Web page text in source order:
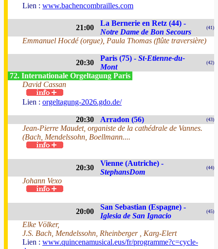
Lien : www.bachencombrailles.com
21:00
La Bernerie en Retz (44) -
Notre Dame de Bon Secours
(41)
Emmanuel Hocdé (orgue), Paula Thomas (flûte traversière)
20:30
Paris (75) - St-Etienne-du-
Mont
(42)
72. Internationale Orgeltagung Paris
David Cassan
Lien : orgeltagung-2026.gdo.de/
20:30 Arradon (56) (43)
Jean-Pierre Maudet, organiste de la cathédrale de Vannes.
(Bach, Mendelssohn, Boellmann....
20:30
Vienne (Autriche) -
StephansDom
(44)
Johann Vexo
20:00
San Sebastian (Espagne) -
Iglesia de San Ignacio
(45)
Elke Völker,
J.S. Bach, Mendelssohn, Rheinberger , Karg-Elert
Lien : www.quincenamusical.eus/fr/programme?c=cycle-